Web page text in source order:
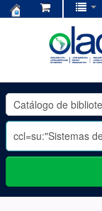
OLADE
-